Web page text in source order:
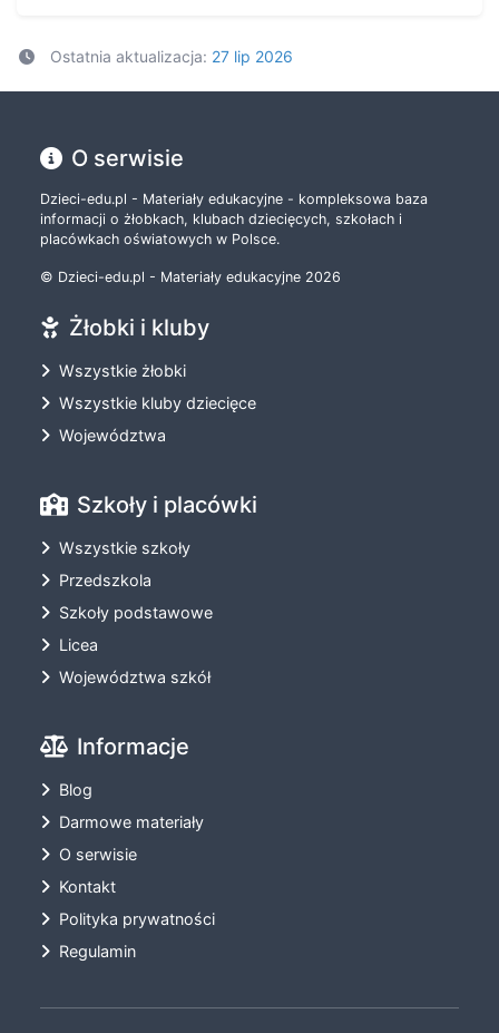
Ostatnia aktualizacja: 27 lip 2026
O serwisie
Dzieci-edu.pl - Materiały edukacyjne - kompleksowa baza
informacji o żłobkach, klubach dziecięcych, szkołach i
placówkach oświatowych w Polsce.
© Dzieci-edu.pl - Materiały edukacyjne 2026
Żłobki i kluby
Wszystkie żłobki
Wszystkie kluby dziecięce
Województwa
Szkoły i placówki
Wszystkie szkoły
Przedszkola
Szkoły podstawowe
Licea
Województwa szkół
Informacje
Blog
Darmowe materiały
O serwisie
Kontakt
Polityka prywatności
Regulamin